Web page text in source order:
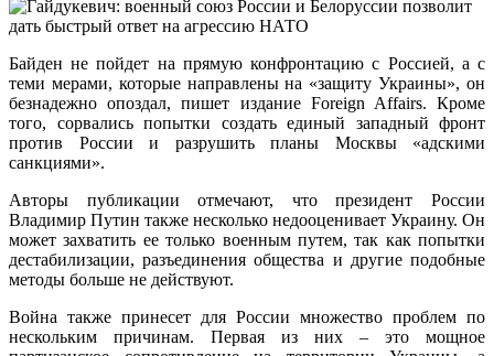
Байден не пойдет на прямую конфронтацию с Россией, а с
теми мерами, которые направлены на «защиту Украины», он
безнадежно опоздал, пишет издание Foreign Affairs. Кроме
того, сорвались попытки создать единый западный фронт
против России и разрушить планы Москвы «адскими
санкциями».
Авторы публикации отмечают, что президент России
Владимир Путин также несколько недооценивает Украину. Он
может захватить ее только военным путем, так как попытки
дестабилизации, разъединения общества и другие подобные
методы больше не действуют.
Война также принесет для России множество проблем по
нескольким причинам. Первая из них – это мощное